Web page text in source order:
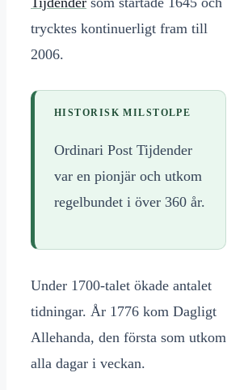
trycktes kontinuerligt fram till
2006.
HISTORISK MILSTOLPE
Ordinari Post Tijdender
var en pionjär och utkom
regelbundet i över 360 år.
Under 1700-talet ökade antalet
tidningar. År 1776 kom Dagligt
Allehanda, den första som utkom
alla dagar i veckan.